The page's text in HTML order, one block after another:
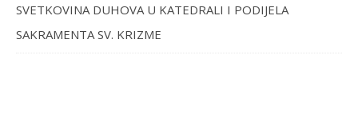
SVETKOVINA DUHOVA U KATEDRALI I PODIJELA
SAKRAMENTA SV. KRIZME